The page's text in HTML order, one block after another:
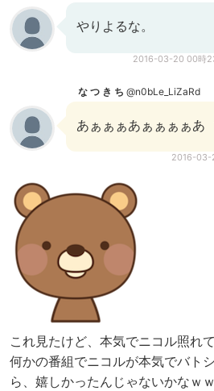
やりよるな。
2016-03-20 00時
な つ き ち @n0bLe_LiZaRd
あぁぁぁあぁぁぁぁあ
2016-03-
これ見たけど、本気でニコル照れ
何かの番組でニコルが本気でバト
ら、嬉しかったんじゃないかなｗ